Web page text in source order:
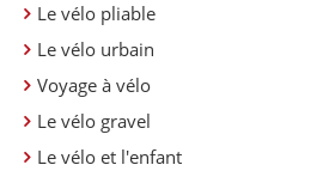
Le vélo pliable
Le vélo urbain
Voyage à vélo
Le vélo gravel
Le vélo et l'enfant